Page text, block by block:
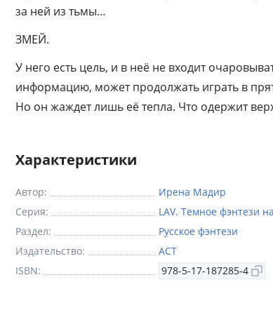
за ней из тьмы…
ЗМЕЙ.
У него есть цель, и в неё не входит
информацию, может продолжать играть в
Но он жаждет лишь её тепла. Что одержит
Характеристики
Автор:
Ирена Мадир
Серия:
LAV. Темное фэнтези
Раздел:
Русское фэнтези
Издательство:
АСТ
ISBN:
978-5-17-187285-4